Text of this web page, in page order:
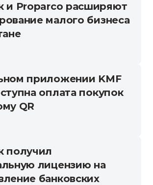
и Proparco расширяют
малого бизнеса
приложении KMF
оплата покупок
QR
получил
лицензию на
банковских